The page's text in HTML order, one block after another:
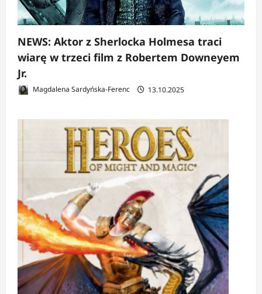
NEWS: Aktor z Sherlocka Holmesa traci
wiarę w trzeci film z Robertem Downeyem
Jr.
Magdalena Sardyńska-Ferenc 13.10.2025